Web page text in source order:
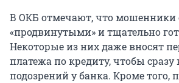
В ОКБ отмечают, что мошенники
«продвинутыми» и тщательно
Некоторые из них даже вносят
платежа по кредиту, чтобы
подозрений у банка. Кроме того,